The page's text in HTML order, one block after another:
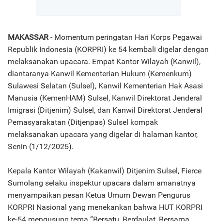
MAKASSAR- Momentum peringatan Hari Korps Pegawai
Republik Indonesia (KORPRI) ke 54 kembali digelar dengan
melaksanakan upacara. Empat Kantor Wilayah (Kanwil),
diantaranya Kanwil Kementerian Hukum (Kemenkum)
Sulawesi Selatan (Sulsel), Kanwil Kementerian Hak Asasi
Manusia (KemenHAM) Sulsel, Kanwil Direktorat Jenderal
Imigrasi (Ditjenim) Sulsel, dan Kanwil Direktorat Jenderal
Pemasyarakatan (Ditjenpas) Sulsel kompak
melaksanakan upacara yang digelar di halaman kantor,
Senin (1/12/2025).
Kepala Kantor Wilayah (Kakanwil) Ditjenim Sulsel, Fierce
Sumolang selaku inspektur upacara dalam amanatnya
menyampaikan pesan Ketua Umum Dewan Pengurus
KORPRI Nasional yang menekankan bahwa HUT KORPRI